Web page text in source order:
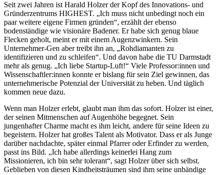
Seit zwei Jahren ist Harald Holzer der Kopf des Innovations- und
Gründerzentrums HIGHEST. „Ich muss nicht unbedingt noch ein
paar weitere eigene Firmen gründen“, erzählt der ebenso
bodenständige wie visionäre Badener. Er habe sich genug blaue
Flecken geholt, meint er mit einem Augenzwinkern. Sein
Unternehmer-Gen aber treibt ihn an, „Rohdiamanten zu
identifizieren und zu schleifen“. Und davon habe die TU Darmstadt
mehr als genug. „Ich liebe Startup-Luft!“ Viele Professor:innen und
Wissenschaftler:innen konnte er bislang für sein Ziel gewinnen, das
unternehmerische Potenzial der Universität zu heben. Und täglich
kommen neue dazu.
Wenn man Holzer erlebt, glaubt man ihm das sofort. Holzer ist einer,
der seinen Mitmenschen auf Augenhöhe begegnet. Sein
jungenhafter Charme macht es ihm leicht, andere für seine Ideen zu
begeistern. Holzer hat großes Talent als Motivator. Dass er als Junge
darüber nachdachte, später einmal Pfarrer oder Erfinder zu werden,
passt ins Bild. „Ich habe allerdings keinerlei Hang zum
Missionieren, ich bin sehr tolerant“, sagt Holzer über sich selbst.
Geblieben von diesen Kindheitsträumen sind ihm seine unbändige